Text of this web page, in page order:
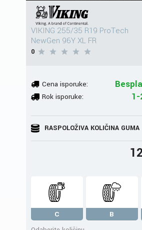
VIKING 255/35 R19 ProTech
NewGen 96Y XL FR
0
Cena isporuke:
Rok isporuke:
RASPOLOŽIVA KOLIČINA GUMA
C B